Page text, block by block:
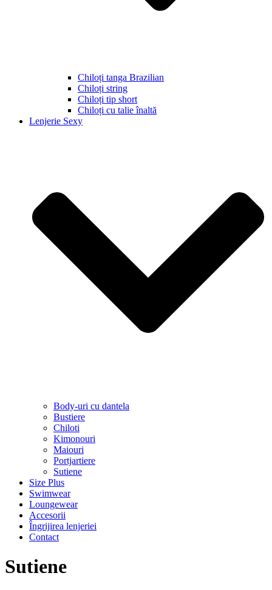
Chiloți tanga Brazilian
Chiloți string
Chiloți tip short
Chiloți cu talie înaltă
Lenjerie Sexy
Body-uri cu dantela
Bustiere
Chiloti
Kimonouri
Maiouri
Portjartiere
Sutiene
Size Plus
Swimwear
Loungewear
Accesorii
Îngrijirea lenjeriei
Contact
Sutiene